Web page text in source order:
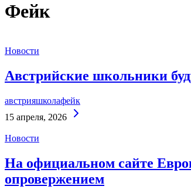
Фейк
Новости
Австрийские школьники
австрияшколафейк
15 апреля, 2026
Новости
На официальном сайте
опровержением